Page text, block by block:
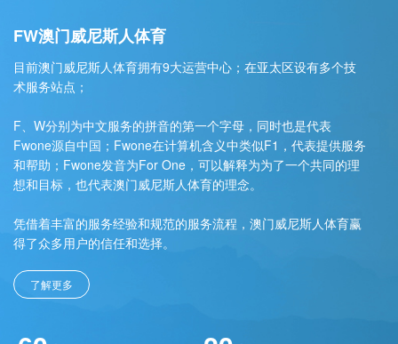
FW澳门威尼斯人体育
目前澳门威尼斯人体育拥有9大运营中心；在亚太区设有多个技
术服务站点；
F、W分别为中文服务的拼音的第一个字母，同时也是代表
Fwone源自中国；Fwone在计算机含义中类似F1，代表提供服务
和帮助；Fwone发音为For One，可以解释为为了一个共同的理
想和目标，也代表澳门威尼斯人体育的理念。
凭借着丰富的服务经验和规范的服务流程，澳门威尼斯人体育赢
得了众多用户的信任和选择。
了解更多